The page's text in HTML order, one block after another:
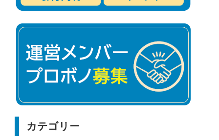
カテゴリー